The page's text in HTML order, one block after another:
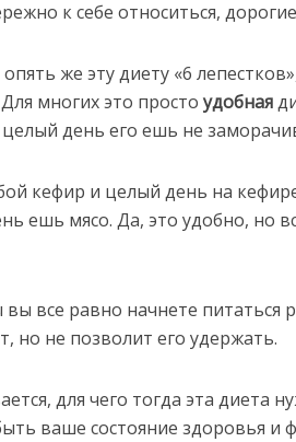
к себе относиться,
же эту диету «6
многих это просто удобная
день его ешь не
кефир и целый день на
ешь мясо. Да, это удобно, но
все равно начнете питаться
но не позволит его удержать.
для чего тогда эта диета
ваше состояние здоровья и